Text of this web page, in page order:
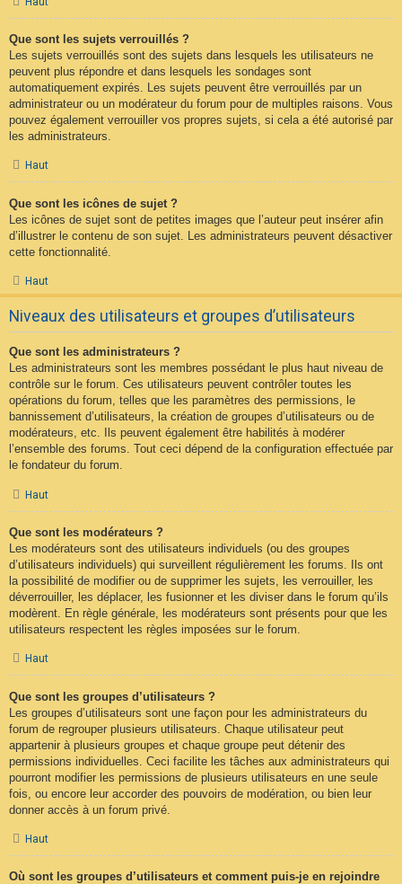
Que sont les sujets verrouillés ?
Les sujets verrouillés sont des sujets dans lesquels les utilisateurs ne
peuvent plus répondre et dans lesquels les sondages sont
automatiquement expirés. Les sujets peuvent être verrouillés par un
administrateur ou un modérateur du forum pour de multiples raisons. Vous
pouvez également verrouiller vos propres sujets, si cela a été autorisé par
les administrateurs.
Haut
Que sont les icônes de sujet ?
Les icônes de sujet sont de petites images que l’auteur peut insérer afin
d’illustrer le contenu de son sujet. Les administrateurs peuvent désactiver
cette fonctionnalité.
Haut
Niveaux des utilisateurs et groupes d’utilisateurs
Que sont les administrateurs ?
Les administrateurs sont les membres possédant le plus haut niveau de
contrôle sur le forum. Ces utilisateurs peuvent contrôler toutes les
opérations du forum, telles que les paramètres des permissions, le
bannissement d’utilisateurs, la création de groupes d’utilisateurs ou de
modérateurs, etc. Ils peuvent également être habilités à modérer
l’ensemble des forums. Tout ceci dépend de la configuration effectuée par
le fondateur du forum.
Haut
Que sont les modérateurs ?
Les modérateurs sont des utilisateurs individuels (ou des groupes
d’utilisateurs individuels) qui surveillent régulièrement les forums. Ils ont
la possibilité de modifier ou de supprimer les sujets, les verrouiller, les
déverrouiller, les déplacer, les fusionner et les diviser dans le forum qu’ils
modèrent. En règle générale, les modérateurs sont présents pour que les
utilisateurs respectent les règles imposées sur le forum.
Haut
Que sont les groupes d’utilisateurs ?
Les groupes d’utilisateurs sont une façon pour les administrateurs du
forum de regrouper plusieurs utilisateurs. Chaque utilisateur peut
appartenir à plusieurs groupes et chaque groupe peut détenir des
permissions individuelles. Ceci facilite les tâches aux administrateurs qui
pourront modifier les permissions de plusieurs utilisateurs en une seule
fois, ou encore leur accorder des pouvoirs de modération, ou bien leur
donner accès à un forum privé.
Haut
Où sont les groupes d’utilisateurs et comment puis-je en rejoindre